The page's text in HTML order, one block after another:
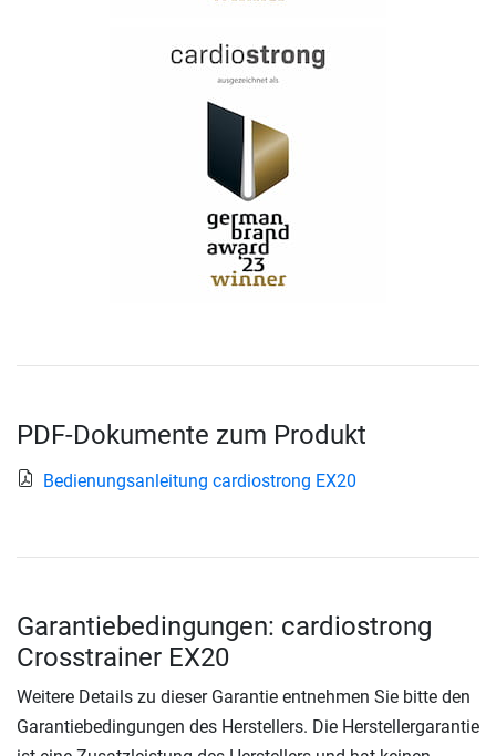
PDF-Dokumente zum Produkt
Bedienungsanleitung cardiostrong EX20
Garantiebedingungen: cardiostrong
Crosstrainer EX20
Weitere Details zu dieser Garantie entnehmen Sie bitte den
Garantiebedingungen des Herstellers. Die Herstellergarantie